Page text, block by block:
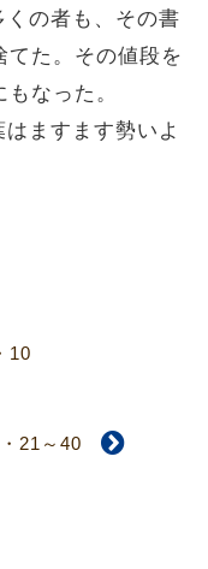
の者も、その書
てた。その値段を
なった。
ますます勢いよ
10
21～40